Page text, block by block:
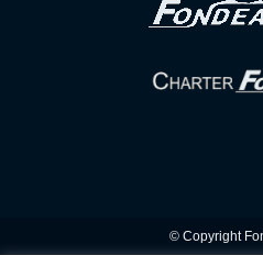
© Copyright